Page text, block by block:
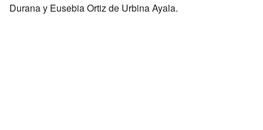
Durana y Eusebia Ortiz de Urbina Ayala.